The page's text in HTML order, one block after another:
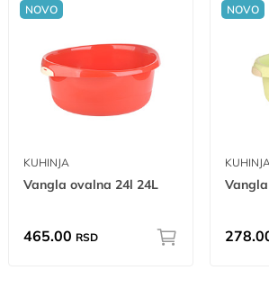
NOVO
KUHINJA
Vangla ovalna 24l 24L
465.00 RSD
NOVO